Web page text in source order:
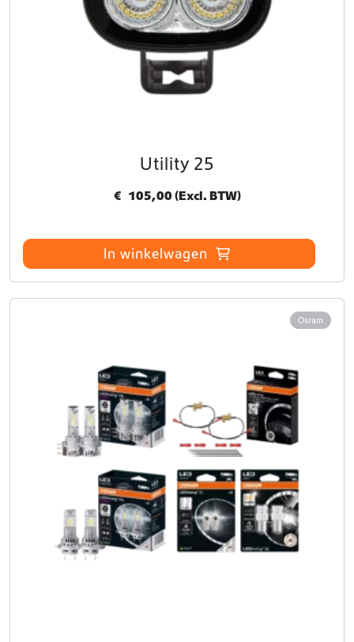
Utility 25
€ 105,00 (Excl. BTW)
In winkelwagen
Osram